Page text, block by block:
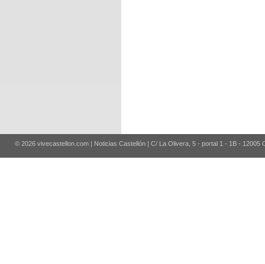
© 2026 vivecastellon.com | Noticias Castellón | C/ La Olivera, 5 - portal 1 - 1B - 12005